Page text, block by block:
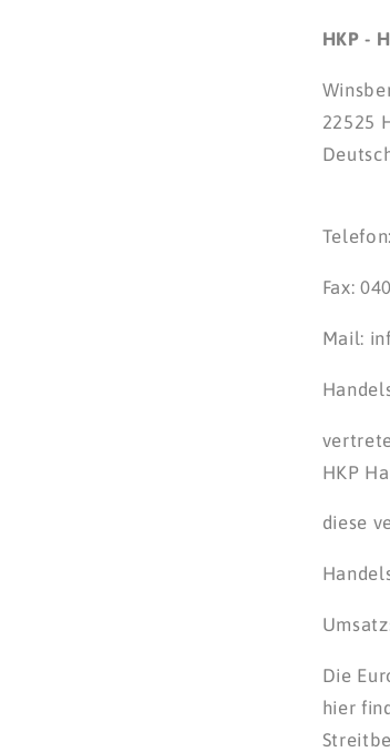
HKP -
22525
Fax:
Mail:
HKP
diese
Die
hier